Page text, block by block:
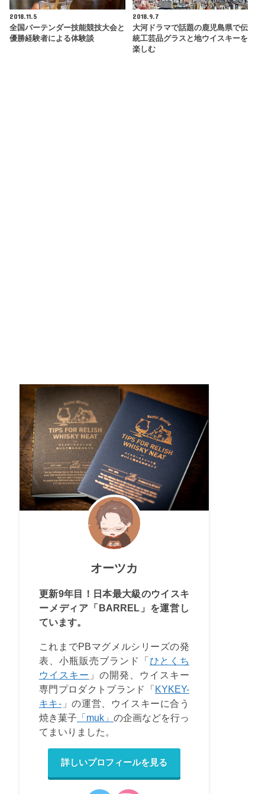
2018.11.5
全国バーテンダー技能競技大会と
優勝経験者による体験談
2018.9.7
大河ドラマで話題の鹿児島県で伝
統工芸品グラスと地ウイスキーを
楽しむ
オーツカ
更新9年目！日本最大級のウイスキ
ーメディア「BARREL」を運営し
ています。
これまでPBマグメルシリーズの発
表、小瓶販売ブランド「ひとくち
ウイスキー 」の開発、ウイスキー
専門プロダクトブランド「KYKEY-
キキ- 」の運営、ウイスキーに合う
焼き菓子 「muk」 の企画などを行っ
てまいりました。
詳しいプロフィールを見る